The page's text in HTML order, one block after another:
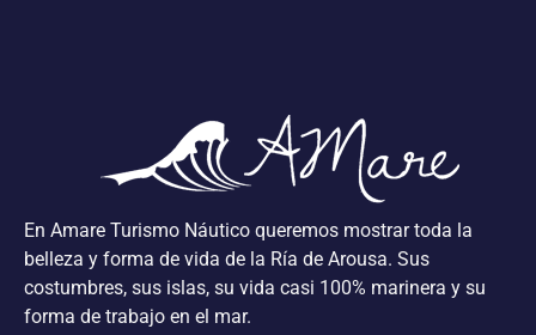
En Amare Turismo Náutico queremos mostrar toda la
belleza y forma de vida de la Ría de Arousa. Sus
costumbres, sus islas, su vida casi 100% marinera y su
forma de trabajo en el mar.